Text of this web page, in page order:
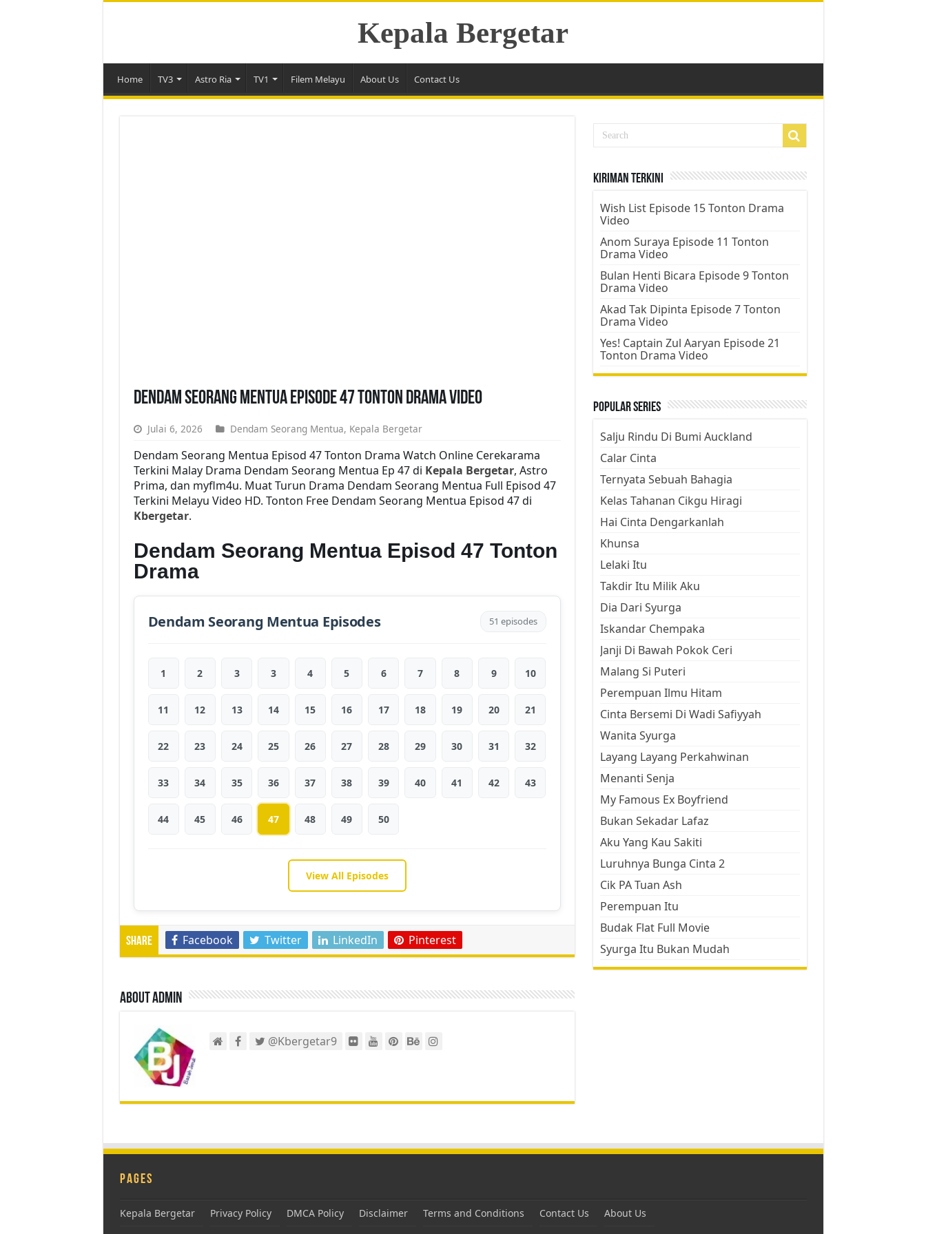
Kepala Bergetar
Home TV3 Astro Ria TV1 Filem Melayu About Us Contact Us
Dendam Seorang Mentua Episode 47 Tonton Drama Video
Julai 6, 2026 Dendam Seorang Mentua, Kepala Bergetar
Dendam Seorang Mentua Episod 47 Tonton Drama Watch Online Cerekarama
Terkini Malay Drama Dendam Seorang Mentua Ep 47 di Kepala Bergetar, Astro
Prima, dan myflm4u. Muat Turun Drama Dendam Seorang Mentua Full Episod 47
Terkini Melayu Video HD. Tonton Free Dendam Seorang Mentua Episod 47 di
Kbergetar.
Dendam Seorang Mentua Episod 47 Tonton
Drama
Dendam Seorang Mentua Episodes 51 episodes
1 2 3 3 4 5 6 7 8 9 10
11 12 13 14 15 16 17 18 19 20 21
22 23 24 25 26 27 28 29 30 31 32
33 34 35 36 37 38 39 40 41 42 43
44 45 46 47 48 49 50
View All Episodes
Share Facebook Twitter LinkedIn Pinterest
About admin
@Kbergetar9
Kiriman Terkini
Wish List Episode 15 Tonton Drama
Video
Anom Suraya Episode 11 Tonton
Drama Video
Bulan Henti Bicara Episode 9 Tonton
Drama Video
Akad Tak Dipinta Episode 7 Tonton
Drama Video
Yes! Captain Zul Aaryan Episode 21
Tonton Drama Video
Popular Series
Salju Rindu Di Bumi Auckland
Calar Cinta
Ternyata Sebuah Bahagia
Kelas Tahanan Cikgu Hiragi
Hai Cinta Dengarkanlah
Khunsa
Lelaki Itu
Takdir Itu Milik Aku
Dia Dari Syurga
Iskandar Chempaka
Janji Di Bawah Pokok Ceri
Malang Si Puteri
Perempuan Ilmu Hitam
Cinta Bersemi Di Wadi Safiyyah
Wanita Syurga
Layang Layang Perkahwinan
Menanti Senja
My Famous Ex Boyfriend
Bukan Sekadar Lafaz
Aku Yang Kau Sakiti
Luruhnya Bunga Cinta 2
Cik PA Tuan Ash
Perempuan Itu
Budak Flat Full Movie
Syurga Itu Bukan Mudah
Pages
Kepala Bergetar Privacy Policy DMCA Policy Disclaimer Terms and Conditions Contact Us About Us